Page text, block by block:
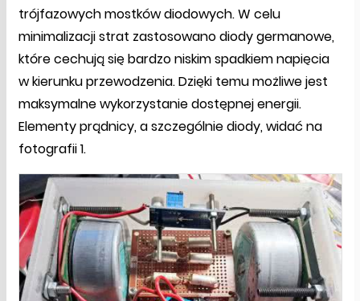
trójfazowych mostków diodowych. W celu
minimalizacji strat zastosowano diody germanowe,
które cechują się bardzo niskim spadkiem napięcia
w kierunku przewodzenia. Dzięki temu możliwe jest
maksymalne wykorzystanie dostępnej energii.
Elementy prądnicy, a szczególnie diody, widać na
fotografii 1.